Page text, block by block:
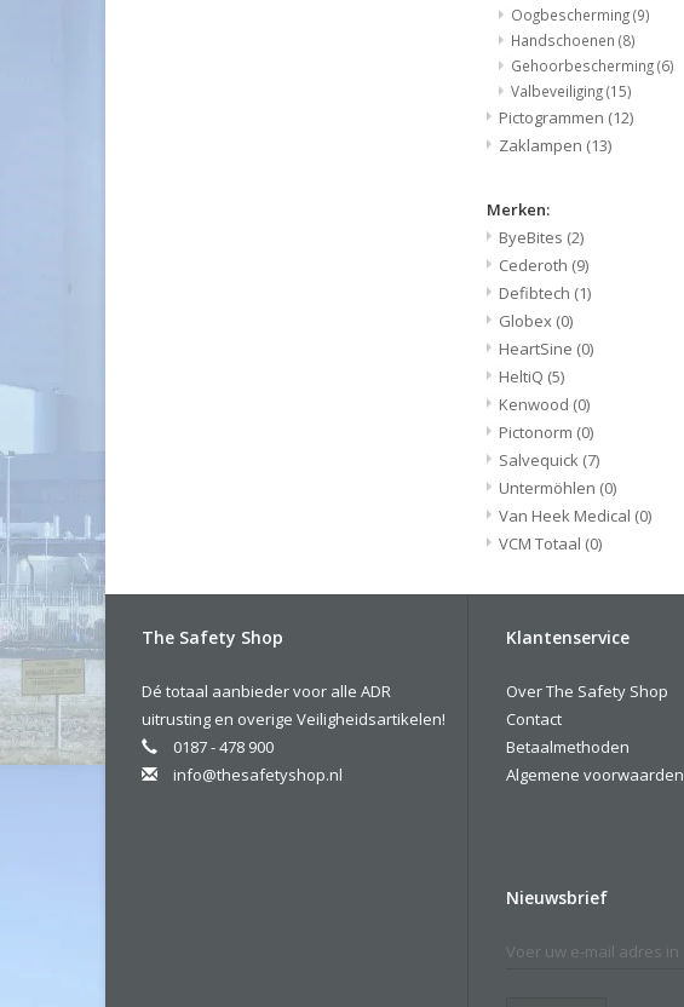
Oogbescherming(9)
Handschoenen (8)
Gehoorbescherming(6)
Valbeveiliging(15)
Pictogrammen (12)
Zaklampen (13)
Merken:
ByeBites (2)
Cederoth (9)
Defibtech (1)
Globex (0)
HeartSine (0)
HeltiQ (5)
Kenwood (0)
Pictonorm (0)
Salvequick (7)
Untermöhlen (0)
Van Heek Medical (0)
VCM Totaal (0)
The Safety Shop
Dé totaal aanbieder voor alle ADR
uitrusting en overige Veiligheidsartikelen!
0187 - 478 900
info@thesafetyshop.nl
Klantenservice
Over The Safety Shop
Contact
Betaalmethoden
Algemene voorwaarden
Nieuwsbrief